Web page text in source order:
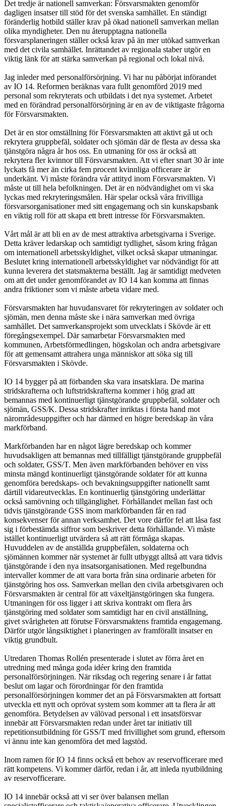
Det tredje är nationell samverkan: Försvarsmakten genomför
dagligen insatser till stöd för det svenska samhället. En ständigt
föränderlig hotbild ställer krav på ökad nationell samverkan mellan
olika myndigheter. Den nu återupptagna nationella
försvarsplaneringen ställer också krav på än mer utökad samverkan
med det civila samhället. Inrättandet av regionala staber utgör en
viktig länk för att stärka samverkan på regional och lokal nivå.
Jag inleder med personalförsörjning. Vi har nu påbörjat införandet
av IO 14. Reformen beräknas vara fullt genomförd 2019 med
personal som rekryterats och utbildats i det nya systemet. Arbetet
med en förändrad personalförsörjning är en av de viktigaste frågorna
för Försvarsmakten.
Det är en stor omställning för Försvarsmakten att aktivt gå ut och
rekrytera gruppbefäl, soldater och sjömän där de flesta av dessa ska
tjänstgöra några år hos oss. En utmaning för oss är också att
rekrytera fler kvinnor till Försvarsmakten. Att vi efter snart 30 år inte
lyckats få mer än cirka fem procent kvinnliga officerare är
underkänt. Vi måste förändra vår attityd inom Försvarsmakten. Vi
måste ut till hela befolkningen. Det är en nödvändighet om vi ska
lyckas med rekryteringsmålen. Här spelar också våra frivilliga
försvarsorganisationer med sitt engagemang och sin kunskapsbank
en viktig roll för att skapa ett brett intresse för Försvarsmakten.
Vårt mål är att bli en av de mest attraktiva arbetsgivarna i Sverige.
Detta kräver ledarskap och samtidigt tydlighet, såsom kring frågan
om internationell arbetsskyldighet, vilket också skapar utmaningar.
Beslutet kring internationell arbetsskyldighet var nödvändigt för att
kunna leverera det statsmakterna beställt. Jag är samtidigt medveten
om att det under genomförandet av IO 14 kan komma att finnas
andra friktioner som vi måste arbeta vidare med.
Försvarsmakten har huvudansvaret för rekryteringen av soldater och
sjömän, men denna måste ske i nära samverkan med övriga
samhället. Det samverkansprojekt som utvecklats i Skövde är ett
föregångsexempel. Där samarbetar Försvarsmakten med
kommunen, Arbetsförmedlingen, högskolan och andra arbetsgivare
för att gemensamt attrahera unga människor att söka sig till
Försvarsmakten i Skövde.
IO 14 bygger på att förbanden ska vara insatsklara. De marina
stridskrafterna och luftstridskrafterna kommer i hög grad att
bemannas med kontinuerligt tjänstgörande gruppbefäl, soldater och
sjömän, GSS/K. Dessa stridskrafter inriktas i första hand mot
närområdesuppgifter och har därmed en högre beredskap än våra
markförband.
Markförbanden har en något lägre beredskap och kommer
huvudsakligen att bemannas med tillfälligt tjänstgörande gruppbefäl
och soldater, GSS/T. Men även markförbanden behöver en viss
minsta mängd kontinuerligt tjänstgörande soldater för att kunna
genomföra beredskaps- och bevakningsuppgifter nationellt samt
därtill vidareutvecklas. En kontinuerlig tjänstgöring underlättar
också samövning och tillgänglighet. Förhållandet mellan fast och
tidvis tjänstgörande GSS inom markförbanden får en rad
konsekvenser för annan verksamhet. Det vore därför fel att låsa fast
sig i förbestämda siffror som beskriver detta förhållande. Vi måste
istället kontinuerligt utvärdera så att rätt förmåga skapas.
Huvuddelen av de anställda gruppbefälen, soldaterna och
sjömännen kommer när systemet är fullt utbyggt alltså att vara tidvis
tjänstgörande i den nya insatsorganisationen. Med regelbundna
intervaller kommer de att vara borta från sina ordinarie arbeten för
tjänstgöring hos oss. Samverkan mellan den civila arbetsgivaren och
Försvarsmakten är central för att växeltjänstgöringen ska fungera.
Utmaningen för oss ligger i att skriva kontrakt om flera års
tjänstgöring med soldater som samtidigt har en civil anställning,
givet svårigheten att förutse Försvarsmaktens framtida engagemang.
Därför utgör långsiktighet i planeringen av framförallt insatser en
viktig grundbult.
Utredaren Thomas Rollén presenterade i slutet av förra året en
utredning med många goda idéer kring den framtida
personalförsörjningen. När riksdag och regering senare i år fattat
beslut om lagar och förordningar för den framtida
personalförsörjningen kommer det an på Försvarsmakten att fortsatt
utveckla ett nytt och oprövat system som kommer att ta flera år att
genomföra. Betydelsen av välövad personal i ett insatsförsvar
innebär att Försvarsmakten redan under året tar initiativ till
repetitionsutbildning för GSS/T med frivillighet som grund, eftersom
vi ännu inte kan genomföra det med lagstöd.
Inom ramen för IO 14 finns också ett behov av reservofficerare med
rätt kompetens. Vi kommer därför, redan i år, att inleda nyutbildning
av reservofficerare.
IO 14 innebär också att vi ser över balansen mellan